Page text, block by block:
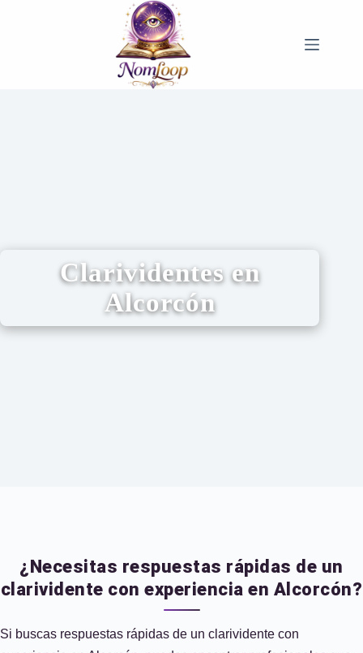
Clarividentes en
Alcorcón
¿Necesitas respuestas rápidas de un
clarividente con experiencia en Alcorcón?
Si buscas respuestas rápidas de un clarividente con